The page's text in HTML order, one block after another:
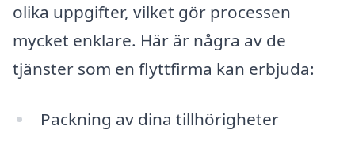
olika uppgifter, vilket gör processen
mycket enklare. Här är några av de
tjänster som en flyttfirma kan erbjuda:
Packning av dina tillhörigheter